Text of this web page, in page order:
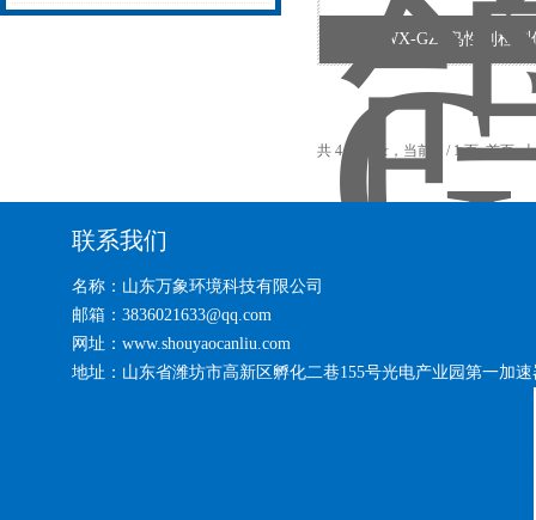
WX-GZ1鸟性别检
共 4 条记录，当前 1 / 1 页 首页
联系我们
名称：山东万象环境科技有限公司
邮箱：3836021633@qq.com
网址：www.shouyaocanliu.com
地址：山东省潍坊市高新区孵化二巷155号光电产业园第一加